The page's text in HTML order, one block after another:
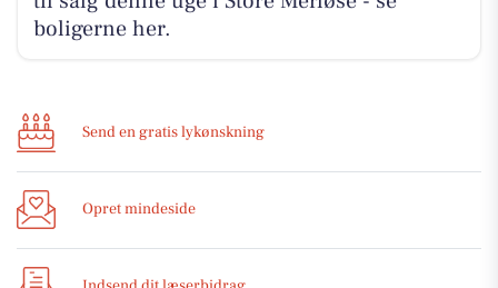
boligerne her.
Send en gratis lykønskning
Opret mindeside